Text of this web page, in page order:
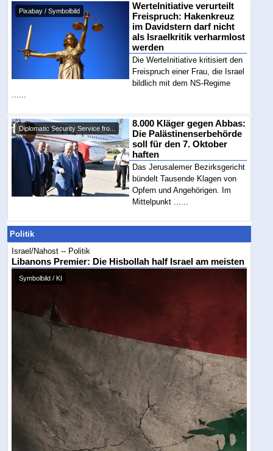
Pixabay / Symbolbild
WerteInitiative verurteilt
Freispruch: Hakenkreuz
im Davidstern darf nicht
als Israelkritik verharmlost
werden
Die WerteInitiative kritisiert den
Freispruch einer Frau, die Israel
bildlich mit dem NS-Regime
Diplomatic Security Service fro...
8.000 Kläger gegen Abbas:
Die Palästinenserbehörde
soll für den 7. Oktober
haften
Das Jerusalemer Bezirksgericht
bündelt Tausende Klagen von
Opfern und Angehörigen. Im
Mittelpunkt ......
Politik
Israel/Nahost -- Politik
Libanons Premier: Die Hisbollah half Israel am meisten
Symbolbild / KI